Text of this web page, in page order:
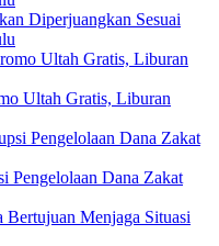
Diperjuangkan Sesuai
Ultah Gratis, Liburan
Pengelolaan Dana Zakat